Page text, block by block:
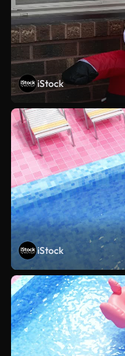
iStock
iStock